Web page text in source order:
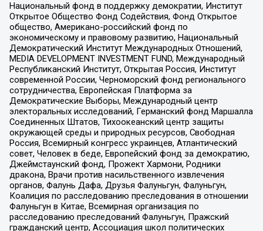
Национальный фонд в поддержку демократии, Институт
Открытое Общество Фонд Содействия, Фонд Открытое
общество, Американо-российский фонд по
экономическому и правовому развитию, Национальный
Демократический Институт Международных Отношений,
MEDIA DEVELOPMENT INVESTMENT FUND, Международный
Республиканский Институт, Открытая Россия, Институт
современной России, Черноморский фонд регионального
сотрудничества, Европейская Платформа за
Демократические Выборы, Международный центр
электоральных исследований, Германский фонд Маршалла
Соединенных Штатов, Тихоокеанский центр защиты
окружающей среды и природных ресурсов, Свободная
Россия, Всемирный конгресс украинцев, Атлантический
совет, Человек в беде, Европейский фонд за демократию,
Джеймстаунский фонд, Прожект Хармони, Родники
дракона, Врачи против насильственного извлечения
органов, Фалунь Дафа, Друзья Фалуньгун, Фалуньгун,
Коалиция по расследованию преследования в отношении
Фалуньгун в Китае, Всемирная организация по
расследованию преследований Фалуньгун, Пражский
гражданский центр, Ассоциация школ политических